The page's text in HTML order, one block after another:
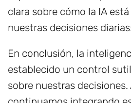
clara sobre cómo la IA
nuestras decisiones
En conclusión, la
establecido un control
sobre nuestras decisiones.